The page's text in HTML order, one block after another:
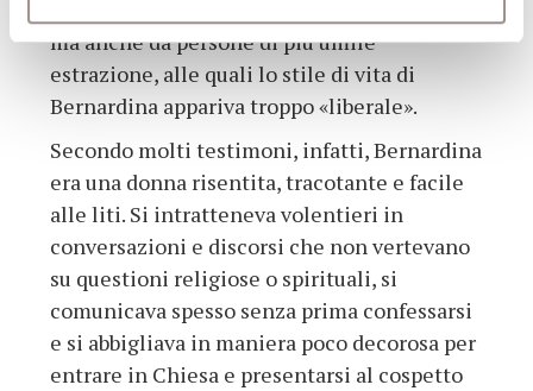
ma anche da persone di più umile
estrazione, alle quali lo stile di vita di
Bernardina appariva troppo «liberale».
Secondo molti testimoni, infatti, Bernardina
era una donna risentita, tracotante e facile
alle liti. Si intratteneva volentieri in
conversazioni e discorsi che non vertevano
su questioni religiose o spirituali, si
comunicava spesso senza prima confessarsi
e si abbigliava in maniera poco decorosa per
entrare in Chiesa e presentarsi al cospetto